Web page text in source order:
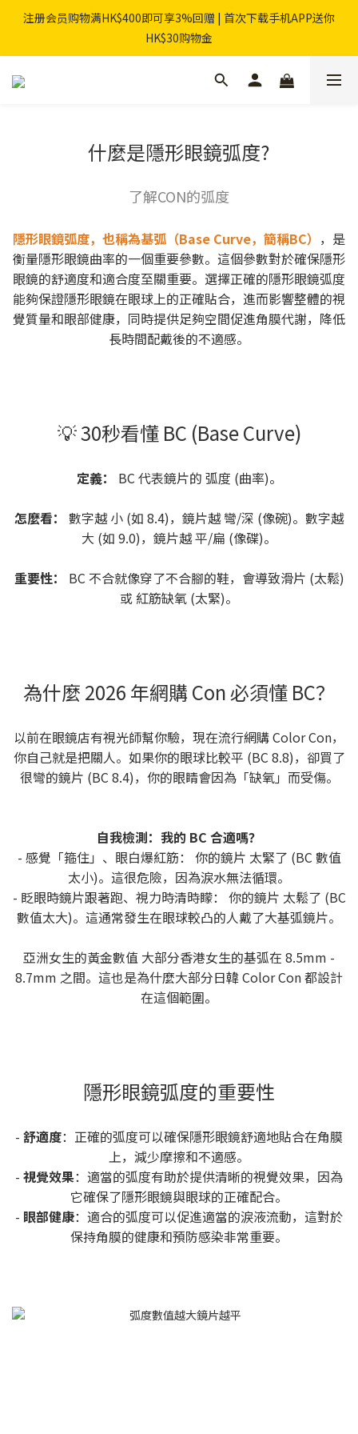
注册会员购物满HK$400即可享3%回赠 | 首次下载手机APP送你
HK$30购物金
什麼是隱形眼鏡弧度?
了解CON的弧度
隱形眼鏡弧度，也稱為基弧（Base Curve，簡稱BC） ，是
衡量隱形眼鏡曲率的一個重要參數。這個參數對於確保隱形
眼鏡的舒適度和適合度至關重要。選擇正確的隱形眼鏡弧度
能夠保證隱形眼鏡在眼球上的正確貼合，進而影響整體的視
覺質量和眼部健康，同時提供足夠空間促進角膜代謝，降低
長時間配戴後的不適感。
💡 30秒看懂 BC (Base Curve)
定義： BC 代表鏡片的 弧度 (曲率)。
怎麼看：
數字越 小 (如 8.4)，鏡片越 彎/深 (像碗)。數字越
大 (如 9.0)，鏡片越 平/扁 (像碟)。
重要性：
BC 不合就像穿了不合腳的鞋，會導致滑片 (太鬆)
或 紅筋缺氧 (太緊)。
為什麼 2026 年網購 Con 必須懂 BC？
以前在眼鏡店有視光師幫你驗，現在流行網購 Color Con，
你自己就是把關人。如果你的眼球比較平 (BC 8.8)，卻買了
很彎的鏡片 (BC 8.4)，你的眼睛會因為「缺氧」而受傷。
自我檢測：我的 BC 合適嗎？
- 感覺「箍住」、眼白爆紅筋： 你的鏡片 太緊了 (BC 數值
太小)。這很危險，因為淚水無法循環。
- 眨眼時鏡片跟著跑、視力時清時矇： 你的鏡片 太鬆了 (BC
數值太大)。這通常發生在眼球較凸的人戴了大基弧鏡片。
亞洲女生的黃金數值 大部分香港女生的基弧在 8.5mm -
8.7mm 之間。這也是為什麼大部分日韓 Color Con 都設計
在這個範圍。
隱形眼鏡弧度的重要性
- 舒適度：正確的弧度可以確保隱形眼鏡舒適地貼合在角膜
上，減少摩擦和不適感。
- 視覺效果：適當的弧度有助於提供清晰的視覺效果，因為
它確保了隱形眼鏡與眼球的正確配合。
- 眼部健康：適合的弧度可以促進適當的淚液流動，這對於
保持角膜的健康和預防感染非常重要。